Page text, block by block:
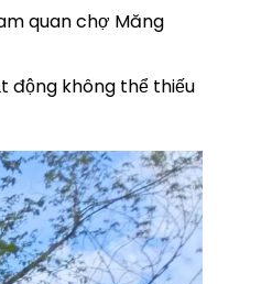
quan chợ Măng
động không thể thiếu